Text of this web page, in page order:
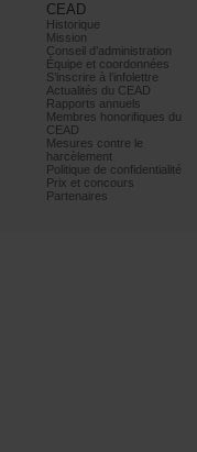
CEAD
Historique
Mission
Conseild’administration
Équipeetcoordonnées
S’inscrireàl’infolettre
ActualitésduCEAD
Rapportsannuels
Membreshonorifiquesdu
CEAD
Mesurescontrele
harcèlement
Politiquedeconfidentialité
Prixetconcours
Partenaires